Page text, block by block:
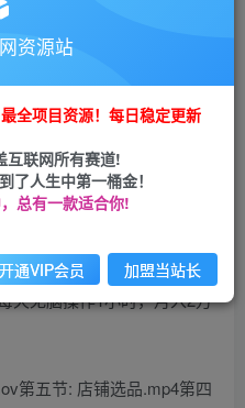
金币99
买
议登陆后购买，可保存购买订单
天无脑操作1小时，月入2万
第五节: 店铺选品.mp4第四
资源站
全项目资源！每日稳定更新
互联网所有赛道!
了人生中第一桶金！
总有一款适合你!
开通VIP会员 加盟当站长